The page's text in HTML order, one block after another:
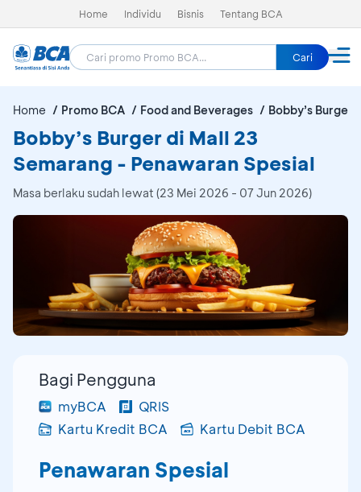
Home Individu Bisnis Tentang BCA
Cari
Home Promo BCA Food and Beverages Bobby’s Burger
Bobby’s Burger di Mall 23
Semarang - Penawaran Spesial
Masa berlaku sudah lewat (23 Mei 2026 - 07 Jun 2026)
Bagi Pengguna
myBCA
QRIS
Kartu Kredit BCA
Kartu Debit BCA
Penawaran Spesial